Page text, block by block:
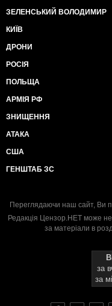
ЗЕЛЕНСЬКИЙ ВОЛОДИМИР
КИЇВ
ДРОНИ
РОСІЯ
ПОЛЬЩА
АРМІЯ РФ
ЗНИЩЕННЯ
АТАКА
США
ГЕНШТАБ ЗС
Переглядаючи наш сайт, Ви
Редакція Цензор.НЕТ може не
за матеріали в
за
за